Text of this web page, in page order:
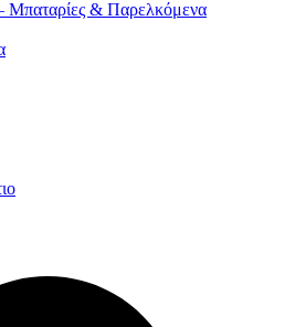
Μπαταρίες & Παρελκόμενα